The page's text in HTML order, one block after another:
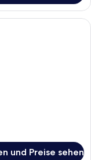
mit
und Preise sehen